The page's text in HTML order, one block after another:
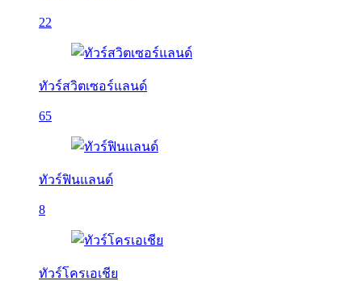
22
ทัวร์สวิตเซอร์แลนด์
65
ทัวร์ฟินแลนด์
8
ทัวร์โครเอเชีย